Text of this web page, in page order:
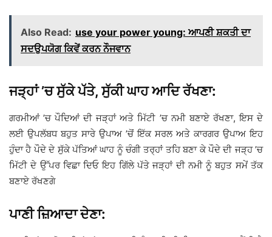
Also Read: use your power young: ਆਪਣੀ ਸ਼ਕਤੀ ਦਾ
ਸਦਉਪਯੋਗ ਕਿਵੇਂ ਕਰਨ ਨੌਜਵਾਨ
ਜੜ੍ਹਾਂ ’ਚ ਸੁੱਕੇ ਪੱਤੇ, ਸੁੱਕੀ ਘਾਹ ਆਦਿ ਰੱਖਣਾ:
ਗਰਮੀਆਂ ’ਚ ਪੌਦਿਆਂ ਦੀ ਜੜ੍ਹਾਂ ਅਤੇ ਮਿੱਟੀ ’ਚ ਨਮੀ ਬਣਾਏ ਰੱਖਣਾ, ਇਸ ਦੇ
ਲਈ ਉਪਲੱਬਧ ਬਹੁਤ ਸਾਰੇ ਉਪਾਅ ’ਚੋਂ ਇੱਕ ਸਰਲ ਅਤੇ ਕਾਰਗਰ ਉਪਾਅ ਇਹ
ਹੁੰਦਾ ਹੈ ਪੌਦੇ ਦੇ ਸੁੱਕੇ ਪੱਤਿਆਂ ਘਾਹ ਨੂੰ ਚੰਗੀ ਤਰ੍ਹਾਂ ਤਹਿ ਬਣਾ ਕੇ ਪੌਦੇ ਦੀ ਜੜ੍ਹ ’ਚ
ਮਿੱਟੀ ਦੇ ਉੱਪਰ ਵਿਛਾ ਦਿਓ ਇਹ ਗਿੱਲੇ ਪੱਤੇ ਜੜ੍ਹਾਂ ਦੀ ਨਮੀ ਨੂੰ ਬਹੁਤ ਸਮੇਂ ਤੱਕ
ਬਣਾਏ ਰੱਖਣਗੇ
ਪਾਣੀ ਜ਼ਿਆਦਾ ਦੇਣਾ: